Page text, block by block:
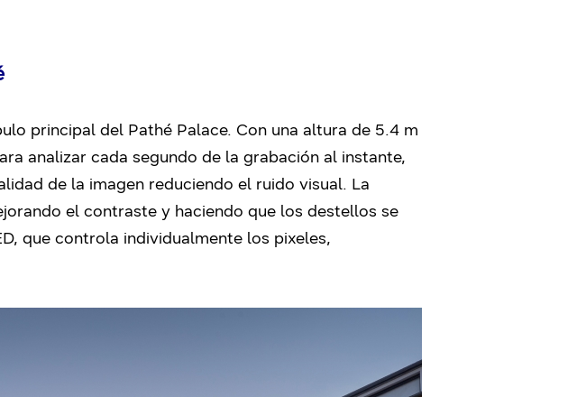
principal del Pathé Palace. Con una altura de 5.4 m
analizar cada segundo de la grabación al instante,
de la imagen reduciendo el ruido visual. La
el contraste y haciendo que los destellos se
que controla individualmente los pixeles,